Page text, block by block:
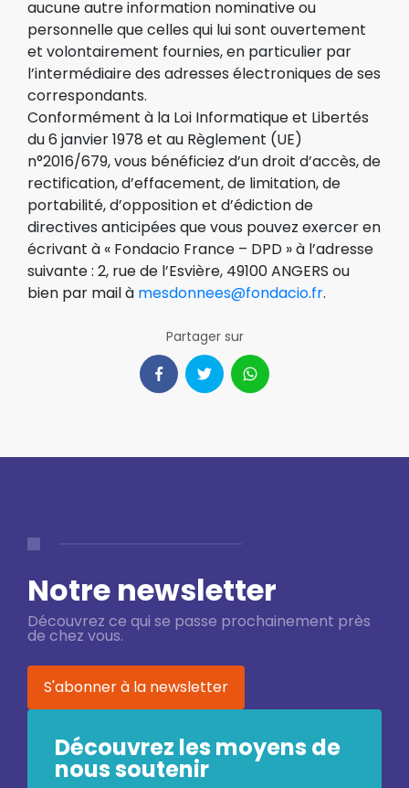
aucune autre information nominative ou
personnelle que celles qui lui sont ouvertement
et volontairement fournies, en particulier par
l’intermédiaire des adresses électroniques de ses
correspondants.
Conformément à la Loi Informatique et Libertés
du 6 janvier 1978 et au Règlement (UE)
n°2016/679, vous bénéficiez d’un droit d’accès, de
rectification, d’effacement, de limitation, de
portabilité, d’opposition et d’édiction de
directives anticipées que vous pouvez exercer en
écrivant à « Fondacio France – DPD » à l’adresse
suivante : 2, rue de l’Esvière, 49100 ANGERS ou
bien par mail à mesdonnees@fondacio.fr.
Partager sur
Notre newsletter
Découvrez ce qui se passe prochainement près
de chez vous.
S'abonner à la newsletter
Découvrez les moyens de
nous soutenir